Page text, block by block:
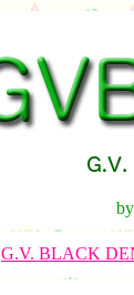
G.V. BLACK